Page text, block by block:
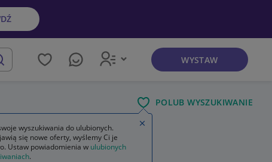
WYSTAW
POLUB WYSZUKIWANIE
wyszukiwania do ulubionych.
się nowe oferty, wyślemy Ci je
Ustaw powiadomienia w ulubionych
.
Zamknij wskazówkę